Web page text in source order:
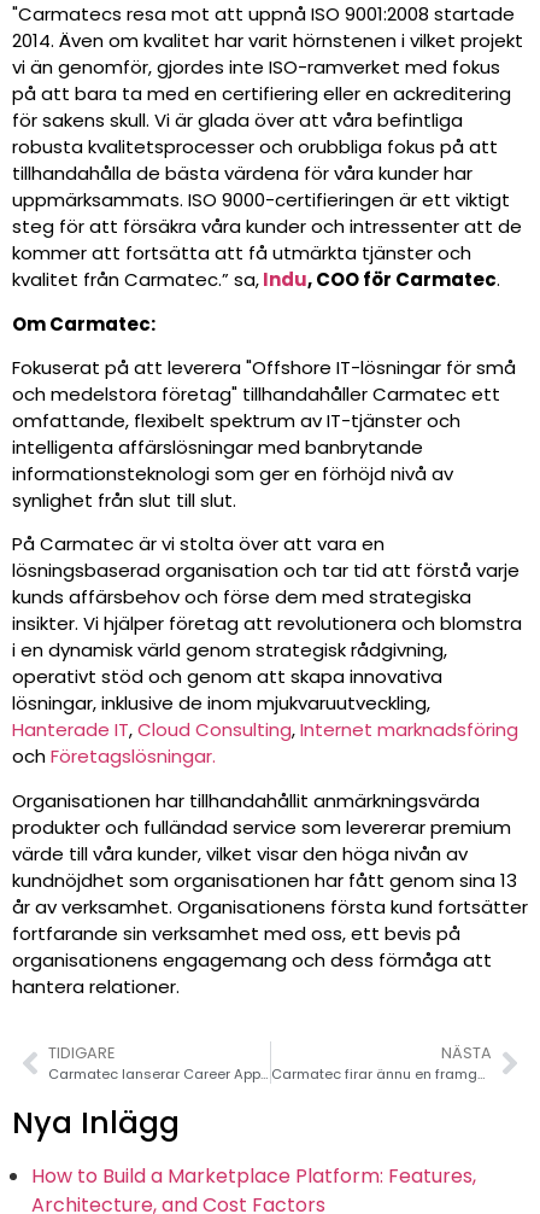
"Carmatecs resa mot att uppnå ISO 9001:2008 startade
2014. Även om kvalitet har varit hörnstenen i vilket projekt
vi än genomför, gjordes inte ISO-ramverket med fokus
på att bara ta med en certifiering eller en ackreditering
för sakens skull. Vi är glada över att våra befintliga
robusta kvalitetsprocesser och orubbliga fokus på att
tillhandahålla de bästa värdena för våra kunder har
uppmärksammats. ISO 9000-certifieringen är ett viktigt
steg för att försäkra våra kunder och intressenter att de
kommer att fortsätta att få utmärkta tjänster och
kvalitet från Carmatec.” sa,Indu, COO för Carmatec.
Om Carmatec:
Fokuserat på att leverera "Offshore IT-lösningar för små
och medelstora företag" tillhandahåller Carmatec ett
omfattande, flexibelt spektrum av IT-tjänster och
intelligenta affärslösningar med banbrytande
informationsteknologi som ger en förhöjd nivå av
synlighet från slut till slut.
På Carmatec är vi stolta över att vara en
lösningsbaserad organisation och tar tid att förstå varje
kunds affärsbehov och förse dem med strategiska
insikter. Vi hjälper företag att revolutionera och blomstra
i en dynamisk värld genom strategisk rådgivning,
operativt stöd och genom att skapa innovativa
lösningar, inklusive de inom mjukvaruutveckling,
Hanterade IT,Cloud Consulting,Internet marknadsföring
ochFöretagslösningar.
Organisationen har tillhandahållit anmärkningsvärda
produkter och fulländad service som levererar premium
värde till våra kunder, vilket visar den höga nivån av
kundnöjdhet som organisationen har fått genom sina 13
år av verksamhet. Organisationens första kund fortsätter
fortfarande sin verksamhet med oss, ett bevis på
organisationens engagemang och dess förmåga att
hantera relationer.
TIDIGARE
Carmatec lanserar Career App på Google Play Store
NÄSTA
Carmatec firar ännu en framgångsrik lansering med QIC Insurance Portal
Nya Inlägg
How to Build a Marketplace Platform: Features,
Architecture, and Cost Factors